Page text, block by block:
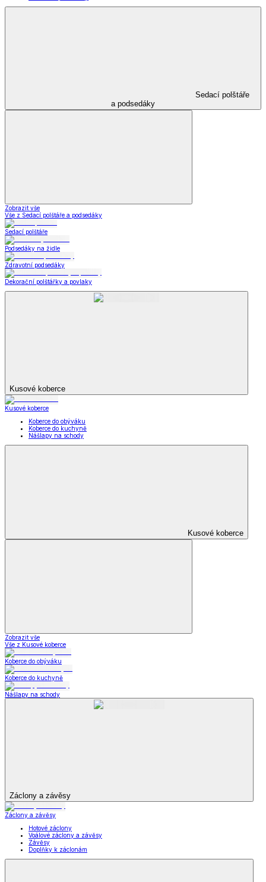
Sedací polštáře
a podsedáky
Zobrazit vše
Vše z Sedací polštáře a podsedáky
Sedací polštáře
Podsedáky na židle
Zdravotní podsedáky
Dekorační polštářky a povlaky
Kusové koberce
Kusové koberce
Koberce do obýváku
Koberce do kuchyně
Nášlapy na schody
Kusové koberce
Zobrazit vše
Vše z Kusové koberce
Koberce do obýváku
Koberce do kuchyně
Nášlapy na schody
Záclony a závěsy
Záclony a závěsy
Hotové záclony
Voálové záclony a závěsy
Závěsy
Doplňky k záclonám